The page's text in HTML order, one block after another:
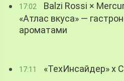
17:02
Balzi Rossi ×
«Атлас вкуса» —
ароматами
17:11 «ТехИнсайдер» х